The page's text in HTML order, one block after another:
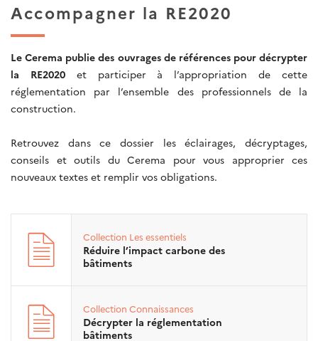
Accompagner la RE2020
Le Cerema publie des ouvrages de références pour décrypter
la RE2020et participer à l’appropriation de cette
réglementation par l’ensemble des professionnels de la
construction.
Retrouvez dans ce dossier les éclairages, décryptages,
conseils et outils du Cerema pour vous approprier ces
nouveaux textes et remplir vos obligations.
Collection Les essentiels
Réduire l’impact carbone des
bâtiments
Collection Connaissances
Décrypter la réglementation
bâtiments